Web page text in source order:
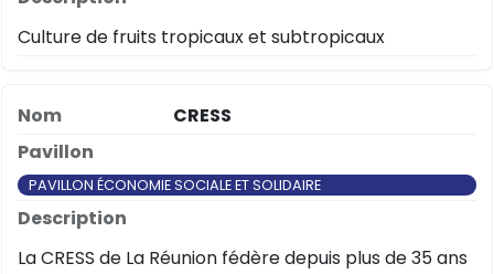
Culture de fruits tropicaux et subtropicaux
CRESS
PAVILLON ÉCONOMIE SOCIALE ET SOLIDAIRE
La CRESS de La Réunion fédère depuis plus de 35 ans